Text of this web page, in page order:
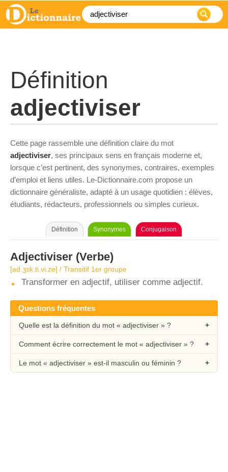
Définition
adjectiviser
Cette page rassemble une définition claire du mot
adjectiviser, ses principaux sens en français moderne et,
lorsque c’est pertinent, des synonymes, contraires, exemples
d’emploi et liens utiles. Le-Dictionnaire.com propose un
dictionnaire généraliste, adapté à un usage quotidien : élèves,
étudiants, rédacteurs, professionnels ou simples curieux.
Définition Synonymes Conjugaison
Adjectiviser (Verbe)
[ad.ʒɛk.ti.vi.ze] / Transitif 1er groupe
Transformer en adjectif, utiliser comme adjectif.
Questions fréquentes
Quelle est la définition du mot « adjectiviser » ?
Comment écrire correctement le mot « adjectiviser » ?
Le mot « adjectiviser » est-il masculin ou féminin ?